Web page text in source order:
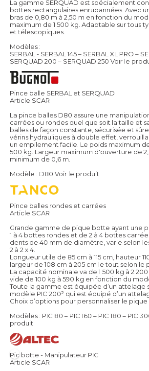
La gamme SERQUAD est spécialement
bottes rectangulaires enrubannées. Avec
bras de 0,80 m à 2,50 m en fonction du
maximum de 1 500 kg. Adaptable sur tous
et télescopiques.
Modèles :
SERBAL - SERBAL 145 – SERBAL XL PRO –
SERQUAD 200 – SERQUAD 250 Voir le
Pince balle SERBAL et SERQUAD
Article SCAR
La pince balles D80 assure une
carrées ou rondes quel que soit la taille et
balles de façon constante, sécurisée et
vérins hydrauliques à double effet,
un empilement facile. Le poids maximum
500 kg. Largeur maximum d'ouverture de
minimum de 0,6 m.
Modèle : D80 Voir le produit
Pince balles rondes et carrées
Article SCAR
Grande gamme de pique botte ayant une
1 à 4 bottes rondes et de 2 à 4 bottes
dents de 40 mm de diamètre, varie selon
2 à 2 x 4.
Longueur utile de 85 cm à 115 cm, hauteur
largeur de 108 cm à 205 cm le tout selon le
La capacité nominale va de 1 500 kg à 2
vide de 100 kg à 590 kg en fonction du
Toute la gamme est équipée d’un attelage
modèle PIC 200² qui est équipé d’un
Choix d’options pour personnaliser le pique
Modèles : PIC 80 – PIC 160 – PIC 180 – PIC
produit
Pic botte - Manipulateur PIC
Article SCAR